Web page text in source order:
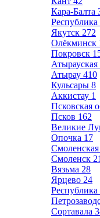
Кара-Балта
Якутск 272
Олёкминск
Покровск
Атырауская
Атырау 410
Кульсары 8
Аккистау 1
Псковская
Псков 162
Великие
Опочка 17
Смоленская
Смоленск
Вязьма 28
Ярцево 24
Сортавала